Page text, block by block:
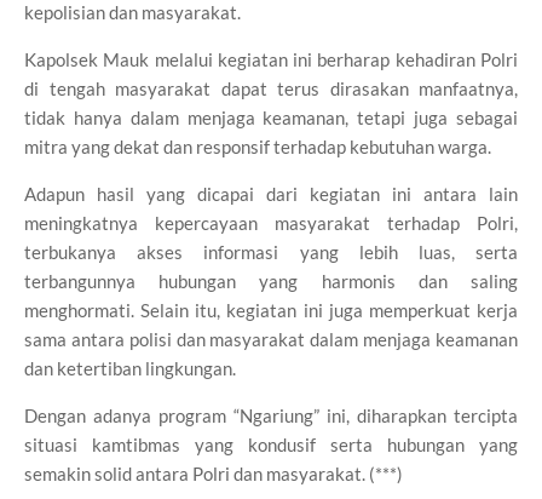
kepolisian dan masyarakat.
Kapolsek Mauk melalui kegiatan ini berharap kehadiran Polri
di tengah masyarakat dapat terus dirasakan manfaatnya,
tidak hanya dalam menjaga keamanan, tetapi juga sebagai
mitra yang dekat dan responsif terhadap kebutuhan warga.
Adapun hasil yang dicapai dari kegiatan ini antara lain
meningkatnya kepercayaan masyarakat terhadap Polri,
terbukanya akses informasi yang lebih luas, serta
terbangunnya hubungan yang harmonis dan saling
menghormati. Selain itu, kegiatan ini juga memperkuat kerja
sama antara polisi dan masyarakat dalam menjaga keamanan
dan ketertiban lingkungan.
Dengan adanya program “Ngariung” ini, diharapkan tercipta
situasi kamtibmas yang kondusif serta hubungan yang
semakin solid antara Polri dan masyarakat. (***)